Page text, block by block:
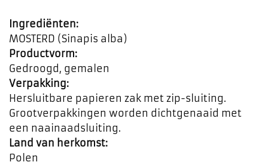
Ingrediënten:
MOSTERD (Sinapis alba)
Productvorm:
Gedroogd, gemalen
Verpakking:
Hersluitbare papieren zak met zip-sluiting.
Grootverpakkingen worden dichtgenaaid met
een naainaadsluiting.
Land van herkomst:
Polen